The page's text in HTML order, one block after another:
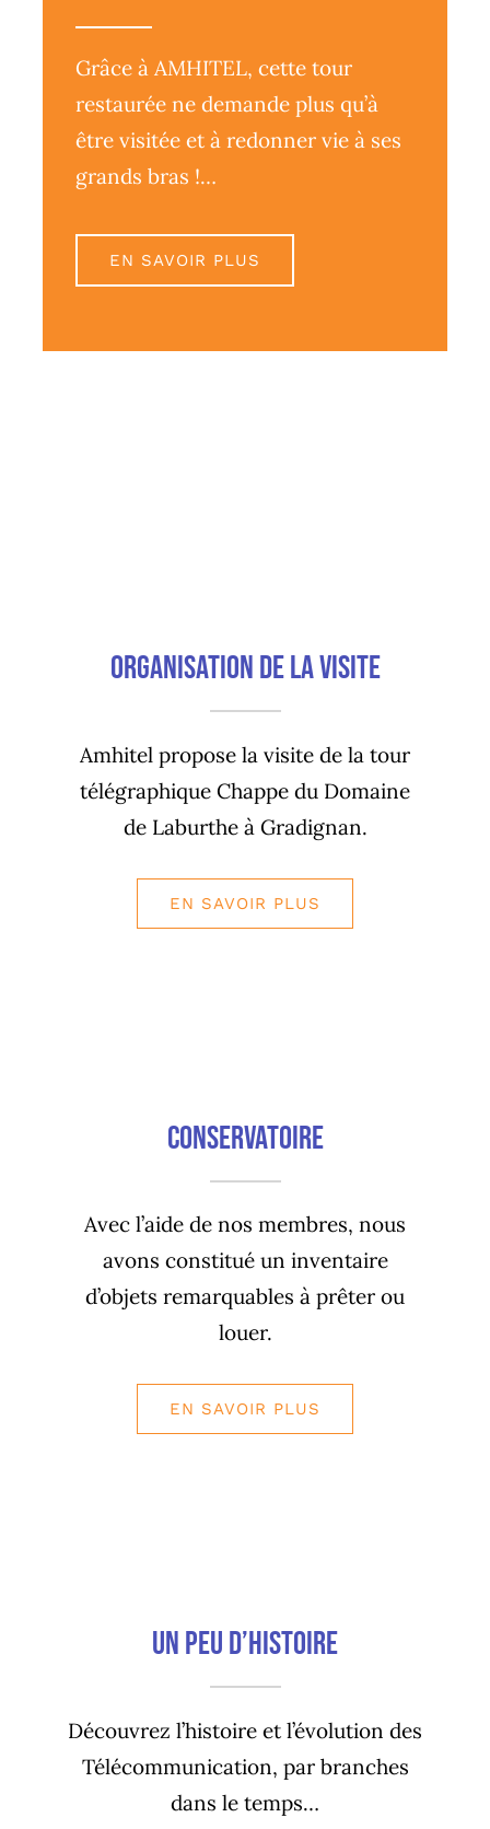
Grâce à AMHITEL, cette tour
restaurée ne demande plus qu’à
être visitée et à redonner vie à ses
grands bras !…
EN SAVOIR PLUS
Organisation de la visite
Amhitel propose la visite de la tour
télégraphique Chappe du Domaine
de Laburthe à Gradignan.
EN SAVOIR PLUS
Conservatoire
Avec l’aide de nos membres, nous
avons constitué un inventaire
d’objets remarquables à prêter ou
louer.
EN SAVOIR PLUS
Un peu d’histoire
Découvrez l’histoire et l’évolution des
Télécommunication, par branches
dans le temps…